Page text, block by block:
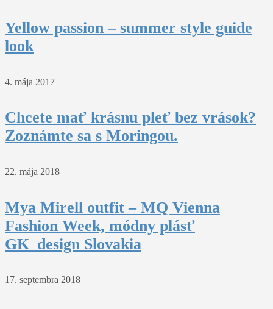
Yellow passion – summer style guide
look
4. mája 2017
Chcete mať krásnu pleť bez vrások?
Zoznámte sa s Moringou.
22. mája 2018
Mya Mirell outfit – MQ Vienna
Fashion Week, módny plásť
GK_design Slovakia
17. septembra 2018